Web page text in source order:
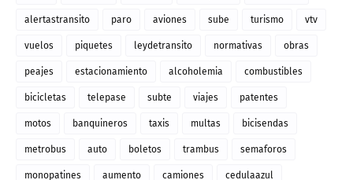
alertastransito paro aviones sube turismo vtv
vuelos piquetes leydetransito normativas obras
peajes estacionamiento alcoholemia combustibles
bicicletas telepase subte viajes patentes
motos banquineros taxis multas bicisendas
metrobus auto boletos trambus semaforos
monopatines aumento camiones cedulaazul